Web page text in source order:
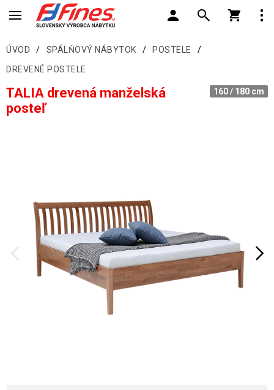
ÚVOD / SPÁLŇOVÝ NÁBYTOK / POSTELE
/
DREVENÉ POSTELE
160 / 180 cm
TALIA drevená manželská
posteľ